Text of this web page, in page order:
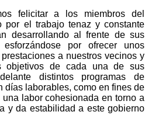
felicitar a los miembros del
por el trabajo tenaz y constante
desarrollando al frente de sus
esforzándose por ofrecer unos
a nuestros vecinos y
objetivos de cada una de sus
distintos programas de
días laborables, como en fines de
labor cohesionada en torno a
y da estabilidad a este gobierno